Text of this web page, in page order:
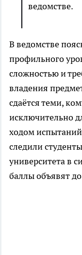
ведомстве.
В ведомстве
профильного
сложностью и
владения
сдаётся теми,
исключительно
ходом
следили
университета в
баллы объявят